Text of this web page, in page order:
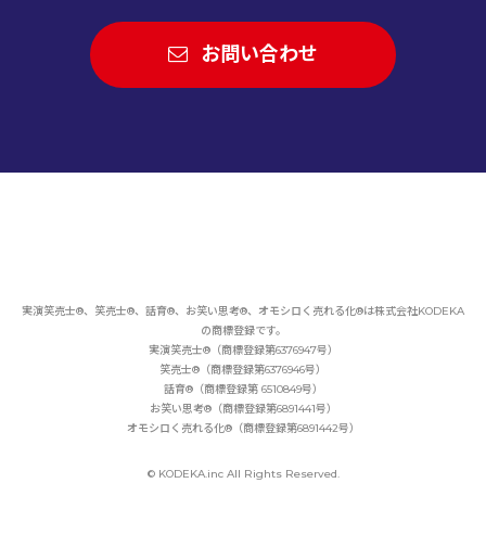
お問い合わせ
実演笑売士®、笑売士®、話育®、お笑い思考®、オモシロく売れる化®は株式会社KODEKA
の商標登録です。
実演笑売士®（商標登録第6376947号）
笑売士®（商標登録第6376946号）
話育®（商標登録第 6510849号）
お笑い思考®（商標登録第6891441号）
オモシロく売れる化®（商標登録第6891442号）
© KODEKA.inc All Rights Reserved.